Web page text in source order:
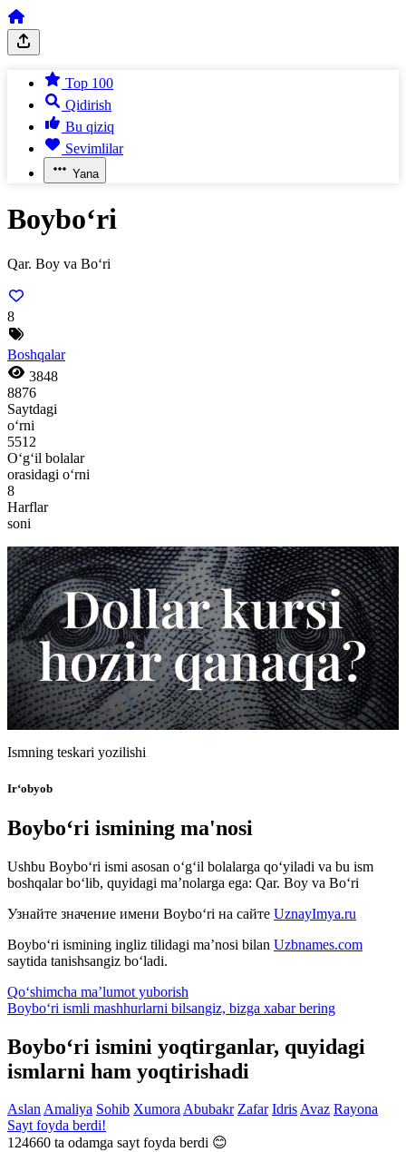
Top 100
Qidirish
Bu qiziq
Sevimlilar
Yana
Boybo‘ri
Qar. Boy va Bo‘ri
8
Boshqalar
3848
8876
Saytdagi
o‘rni
5512
O‘g‘il bolalar
orasidagi o‘rni
8
Harflar
soni
Ismning teskari yozilishi
Ir‘obyob
Boybo‘ri ismining ma'nosi
Ushbu Boybo‘ri ismi asosan o‘g‘il bolalarga qo‘yiladi va bu ism
boshqalar bo‘lib, quyidagi ma’nolarga ega: Qar. Boy va Bo‘ri
Узнайте значение имени Boybo‘ri на сайте UznayImya.ru
Boybo‘ri ismining ingliz tilidagi ma’nosi bilan Uzbnames.com
saytida tanishsangiz bo‘ladi.
Qo‘shimcha ma’lumot yuborish
Boybo‘ri ismli mashhurlarni bilsangiz, bizga xabar bering
Boybo‘ri ismini yoqtirganlar, quyidagi
ismlarni ham yoqtirishadi
AslanAmaliya Sohib XumoraAbubakr Zafar IdrisAvaz Rayona
Sayt foyda berdi!
124660 ta odamga sayt foyda berdi 😊